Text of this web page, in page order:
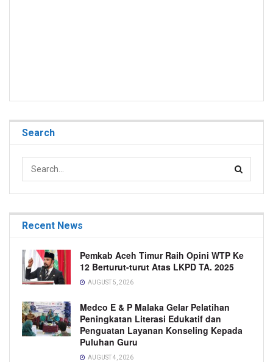
Search
Recent News
Pemkab Aceh Timur Raih Opini WTP Ke
12 Berturut-turut Atas LKPD TA. 2025
AUGUST 5, 2026
Medco E & P Malaka Gelar Pelatihan
Peningkatan Literasi Edukatif dan
Penguatan Layanan Konseling Kepada
Puluhan Guru
AUGUST 4, 2026